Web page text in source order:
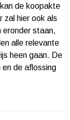
de koopakte
zal hier ook als
eronder staan,
alle relevante
heen gaan. De
de aflossing